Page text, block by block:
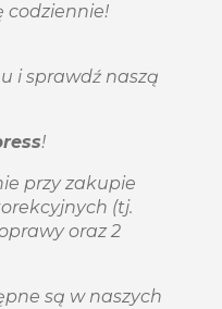
codziennie!
i sprawdź naszą
!
przy zakupie
(tj.
oraz 2
są w naszych